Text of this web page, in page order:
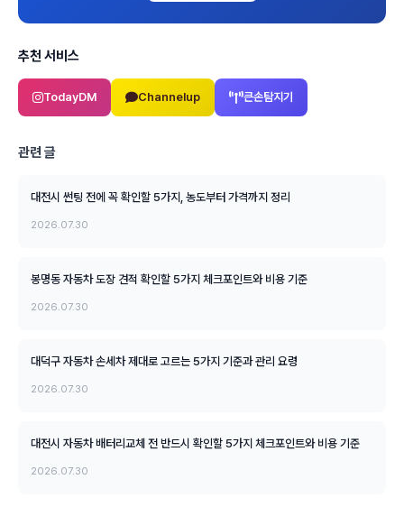
추천 서비스
TodayDM Channelup 큰손탐지기
관련 글
대전시 썬팅 전에 꼭 확인할 5가지, 농도부터 가격까지 정리
2026.07.30
봉명동 자동차 도장 견적 확인할 5가지 체크포인트와 비용 기준
2026.07.30
대덕구 자동차 손세차 제대로 고르는 5가지 기준과 관리 요령
2026.07.30
대전시 자동차 배터리교체 전 반드시 확인할 5가지 체크포인트와 비용 기준
2026.07.30